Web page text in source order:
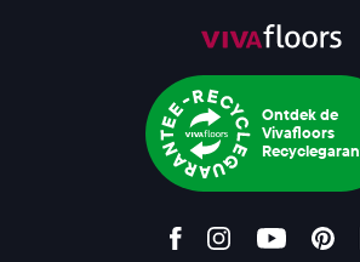
Ontdek de
Vivafloors